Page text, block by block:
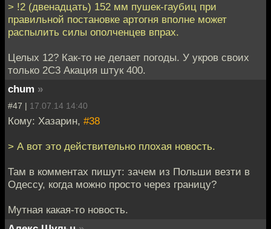
> !2 (двенадцать) 152 мм пушек-гаубиц при
правильной постановке артогня вполне может
распылить силы ополченцев впрах.
Целых 12? Как-то не делает погоды. У укров своих
только 2С3 Акация штук 400.
chum »
#47 | 17.07.14 14:40
Кому: Хазарин, #38
> А вот это действительно плохая новость.
Там в комментах пишут: зачем из Польши везти в
Одессу, когда можно просто через границу?
Мутная какая-то новость.